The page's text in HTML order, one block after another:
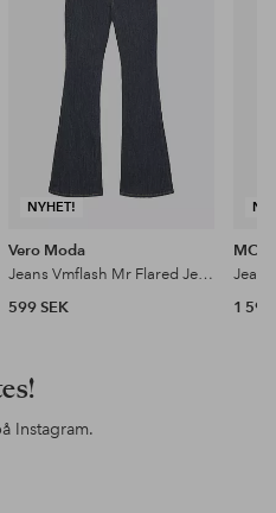
NYHET!
Vero Moda
Jeans Vmflash Mr Flared Jeans Li3190
599 SEK
MOS
1 599
Instagram.